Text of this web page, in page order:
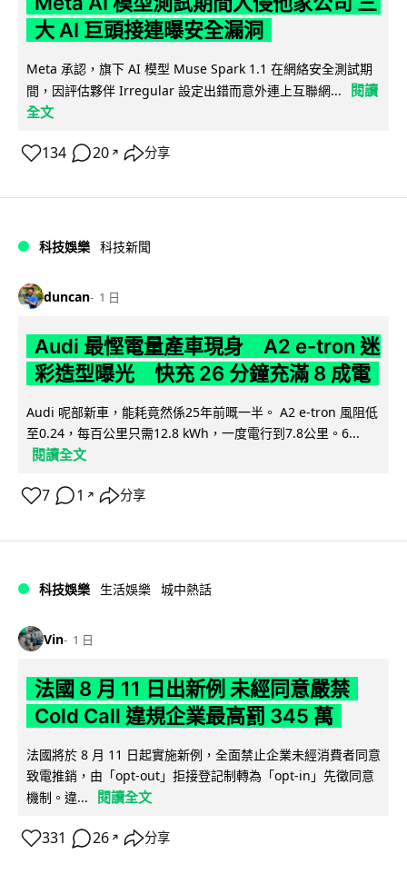
大 AI 巨頭接連曝安全漏洞
Meta 承認，旗下 AI 模型 Muse Spark 1.1 在網絡安全測試期
間，因評估夥伴 Irregular 設定出錯而意外連上互聯網...
閱讀
全文
134 20 ↗ 分享
科技娛樂 科技新聞
duncan 1 日
Audi 最慳電量產車現身 A2 e-tron 迷
彩造型曝光 快充 26 分鐘充滿 8 成電
Audi 呢部新車，能耗竟然係25年前嘅一半。 A2 e-tron 風阻低
至0.24，每百公里只需12.8 kWh，一度電行到7.8公里。6...
閱讀全文
7 1 ↗ 分享
科技娛樂 生活娛樂 城中熱話
Vin 1 日
法國 8 月 11 日出新例 未經同意嚴禁
Cold Call 違規企業最高罰 345 萬
法國將於 8 月 11 日起實施新例，全面禁止企業未經消費者同意
致電推銷，由「opt-out」拒接登記制轉為「opt-in」先徵同意
機制。違...
閱讀全文
331 26 ↗ 分享